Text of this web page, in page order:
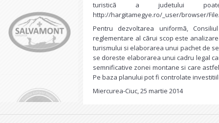
turisticã a judetului
http://hargitamegye.ro/_user/browser/
Pentru dezvoltarea uniformã,
reglementare al cãrui scop este
turismului si elaborarea unui pachet de
se doreste elaborarea unui cadru legal
semnificative zonei montane si care
Pe baza planului pot fi controlate
Miercurea-Ciuc, 25 martie 2014